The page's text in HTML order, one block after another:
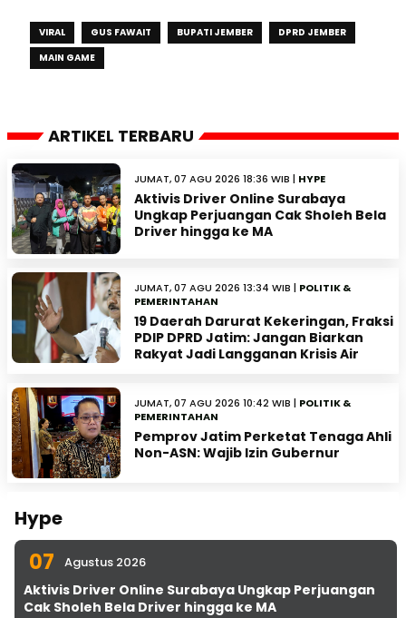
VIRAL GUS FAWAIT BUPATI JEMBER
DPRD JEMBER
MAIN GAME
ARTIKEL TERBARU
JUMAT, 07 AGU 2026 18:36 WIB | HYPE
Aktivis Driver Online Surabaya
Ungkap Perjuangan Cak Sholeh Bela
Driver hingga ke MA
JUMAT, 07 AGU 2026 13:34 WIB | POLITIK &
PEMERINTAHAN
19 Daerah Darurat Kekeringan, Fraksi
PDIP DPRD Jatim: Jangan Biarkan
Rakyat Jadi Langganan Krisis Air
JUMAT, 07 AGU 2026 10:42 WIB | POLITIK &
PEMERINTAHAN
Pemprov Jatim Perketat Tenaga Ahli
Non-ASN: Wajib Izin Gubernur
Hype
07 Agustus 2026
Aktivis Driver Online Surabaya Ungkap Perjuangan
Cak Sholeh Bela Driver hingga ke MA